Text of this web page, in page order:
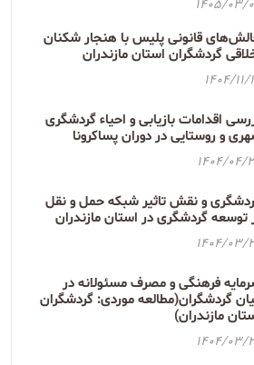
1405/03/
قانونی پلیس با هنجار شکنان
گردشگران استان مازندران
1404/11/
اقدامات بازیابی و احیاء گردشگری
و روستایی در دوران پساکرونا
1404/04/
و نقش تاثیر شبکه حمل و نقل
توسعه گردشگری در استان مازندران
1404/03/
فرهنگی و مصرف مسئولانه در
گردشگران(مطالعه موردی: گردشگران
مازندران)
1404/03/